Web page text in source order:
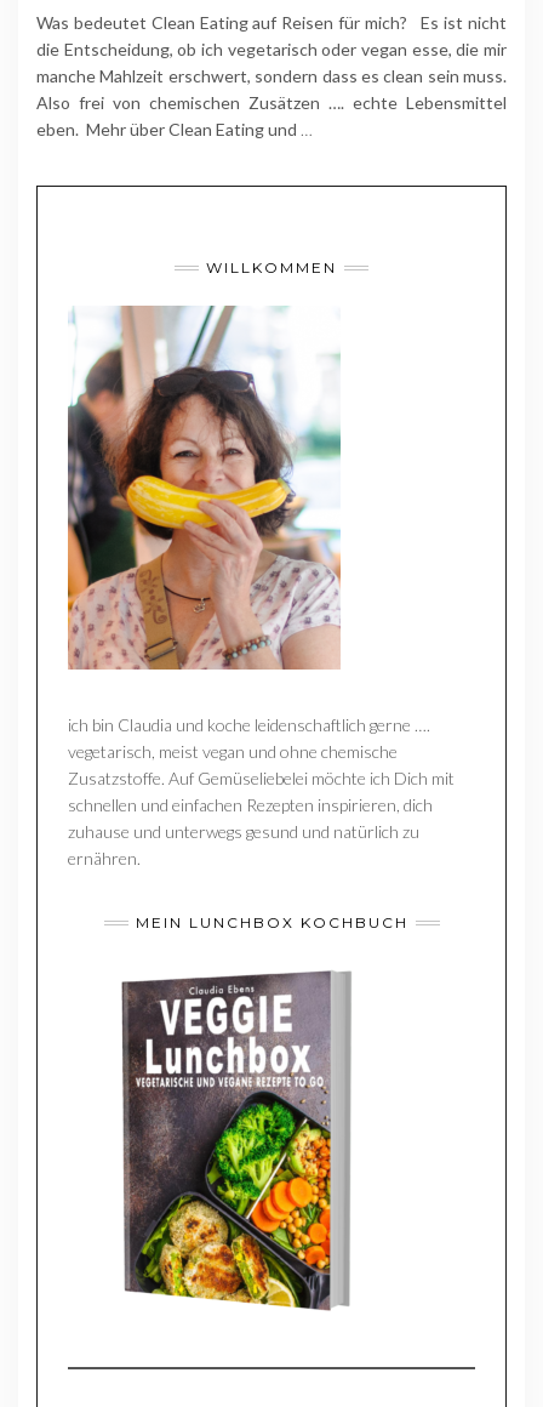
Was bedeutet Clean Eating auf Reisen für mich? Es ist nicht
die Entscheidung, ob ich vegetarisch oder vegan esse, die mir
manche Mahlzeit erschwert, sondern dass es clean sein muss.
Also frei von chemischen Zusätzen …. echte Lebensmittel
eben. Mehr über Clean Eating und …
WILLKOMMEN
ich bin Claudia und koche leidenschaftlich gerne ….
vegetarisch, meist vegan und ohne chemische
Zusatzstoffe. Auf Gemüseliebelei möchte ich Dich mit
schnellen und einfachen Rezepten inspirieren, dich
zuhause und unterwegs gesund und natürlich zu
ernähren.
MEIN LUNCHBOX KOCHBUCH